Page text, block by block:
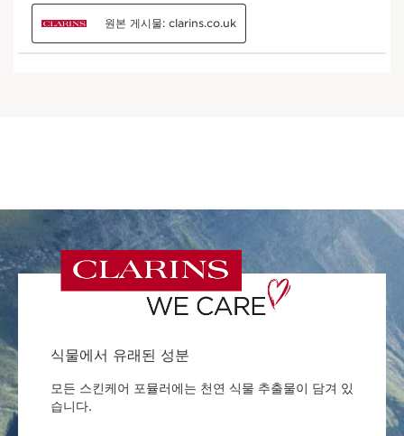
식물에서 유래된 성분
모든 스킨케어 포뮬러에는 천연 식물 추출물이 담겨 있
습니다.